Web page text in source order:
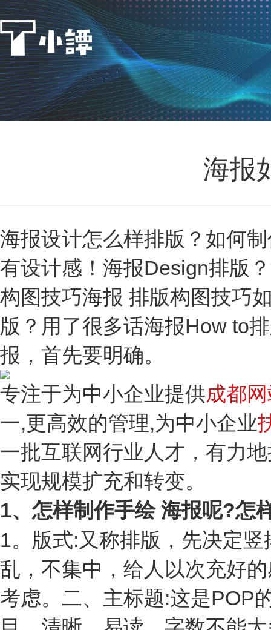
海报
海报设计怎么样排版？如何
有设计感！海报Design排版
构图技巧海报 排版构图技巧
版？用了很多话海报How to
报，首先要明确。
专注于为中小企业提供成都
一,更高效的管理,为中小企业
一批互联网行业人才，有力
实现规模扩充和转变。
1、怎样制作手绘 海报呢?怎
1。版式:又称排版，先决定
乱，不集中，给人以次充好
考虑。二、主标题:这是POP